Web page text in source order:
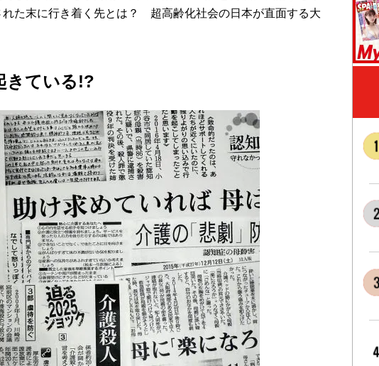
た末に行き着く先とは？ 超高齢化社会の日本が直面する大
きている!?